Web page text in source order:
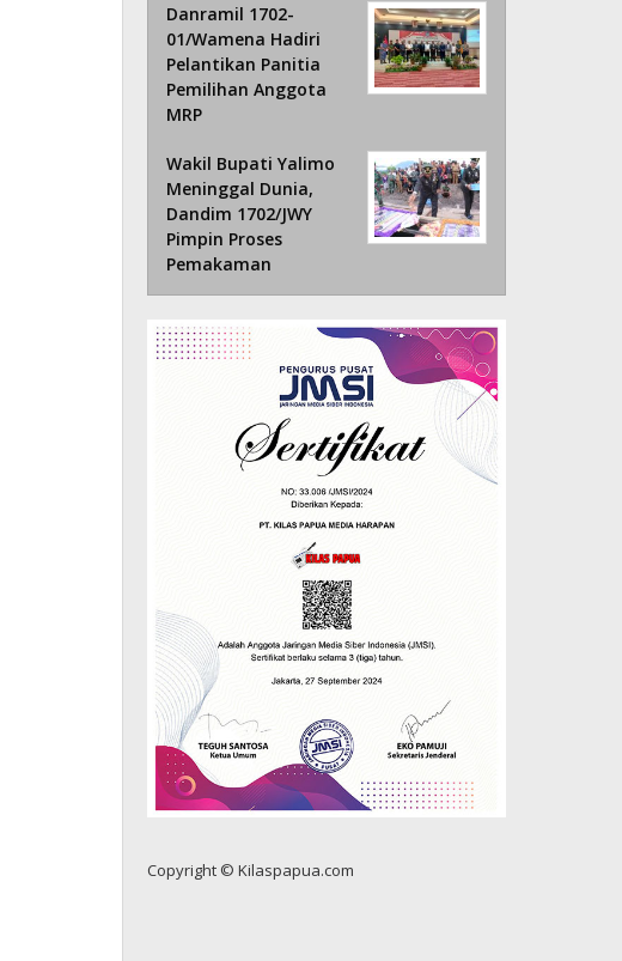
Danramil 1702-
01/Wamena Hadiri
Pelantikan Panitia
Pemilihan Anggota
MRP
Wakil Bupati Yalimo
Meninggal Dunia,
Dandim 1702/JWY
Pimpin Proses
Pemakaman
Copyright © Kilaspapua.com